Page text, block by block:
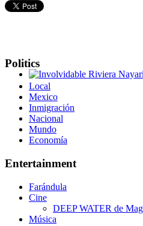
Involvidable Riviera Nayarit,
Politics
Local
Mexico
Inmigración
Nacional
Mundo
Economía
Entertainment
Farándula
Cine
DEEP WATER de
Música